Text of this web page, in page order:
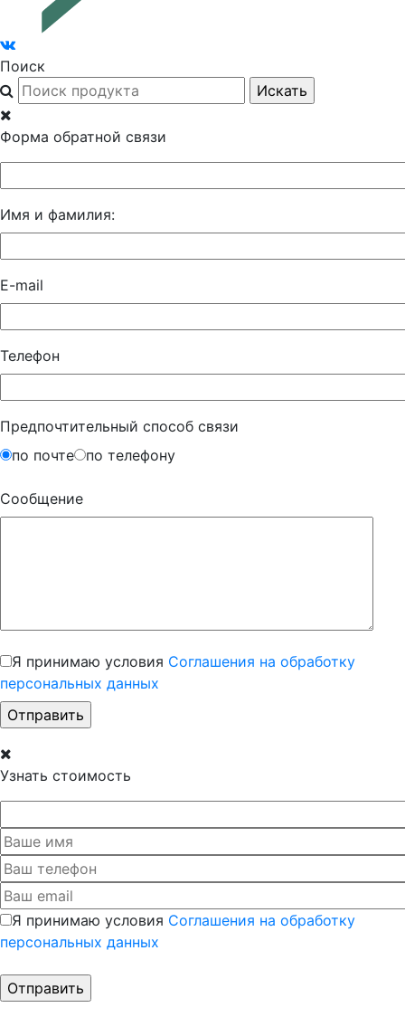
Поиск
Форма обратной связи
Имя и фамилия:
E-mail
Телефон
Предпочтительный способ связи
по почте
по телефону
Сообщение
Я принимаю условия Соглашения на обработку
персональных данных
Узнать стоимость
Я принимаю условия Соглашения на обработку
персональных данных